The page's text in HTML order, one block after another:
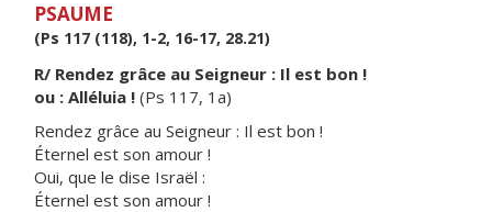
PSAUME
(Ps 117 (118), 1-2, 16-17, 28.21)
R/ Rendez grâce au Seigneur : Il est bon !
ou : Alléluia ! (Ps 117, 1a)
Rendez grâce au Seigneur : Il est bon !
Éternel est son amour !
Oui, que le dise Israël :
Éternel est son amour !